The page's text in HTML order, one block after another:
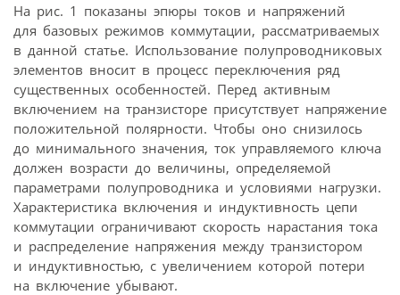
На рис. 1 показаны эпюры токов и напряжений
для базовых режимов коммутации, рассматриваемых
в данной статье. Использование полупроводниковых
элементов вносит в процесс переключения ряд
существенных особенностей. Перед активным
включением на транзисторе присутствует напряжение
положительной полярности. Чтобы оно снизилось
до минимального значения, ток управляемого ключа
должен возрасти до величины, определяемой
параметрами полупроводника и условиями нагрузки.
Характеристика включения и индуктивность цепи
коммутации ограничивают скорость нарастания тока
и распределение напряжения между транзистором
и индуктивностью, с увеличением которой потери
на включение убывают.